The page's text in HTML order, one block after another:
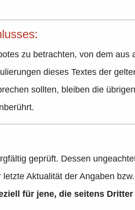
zu betrachten, von dem aus
dieses Textes der
sollten, bleiben die
geprüft. Dessen
Aktualität der Angaben bzw.
für jene, die seitens Dritter